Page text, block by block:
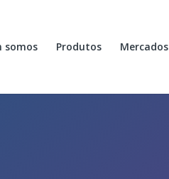
somos Produtos Mercados